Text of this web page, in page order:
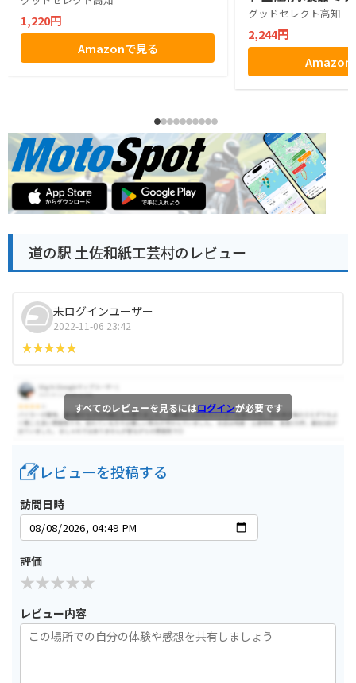
1,220円
Amazonで見る
グッドセレクト高知
2,244円
Amazon
道の駅 土佐和紙工芸村のレビュー
未ログインユーザー
2022-11-06 23:42
すべてのレビューを見るにはログインが必要です
レビューを投稿する
訪問日時
評価
レビュー内容